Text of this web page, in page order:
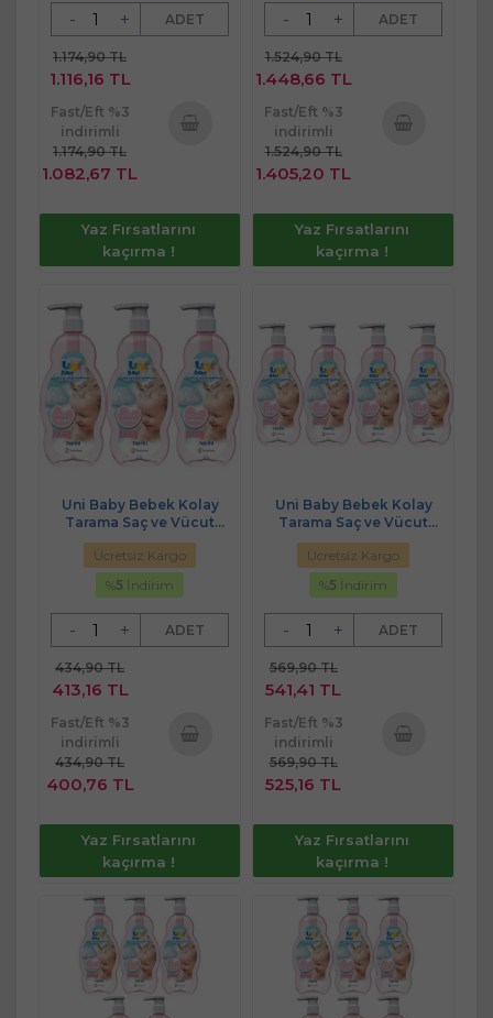
- + ADET
1.174,90 TL
1.116,16 TL
Fast/Eft %3
indirimli
1.174,90 TL
1.082,67 TL
Yaz Fırsatlarını
kaçırma !
- + ADET
1.524,90 TL
1.448,66 TL
Fast/Eft %3
indirimli
1.524,90 TL
1.405,20 TL
Yaz Fırsatlarını
kaçırma !
Uni Baby Bebek Kolay
Tarama Saç ve Vücut
Şampuanı 700ML (Pompalı)
(3 Lü Set)
Ücretsiz Kargo
%5 İndirim
- + ADET
434,90 TL
413,16 TL
Fast/Eft %3
indirimli
434,90 TL
400,76 TL
Yaz Fırsatlarını
kaçırma !
Uni Baby Bebek Kolay
Tarama Saç ve Vücut
Şampuanı 700ML (Pompalı)
(4 Lü Set)
Ücretsiz Kargo
%5 İndirim
- + ADET
569,90 TL
541,41 TL
Fast/Eft %3
indirimli
569,90 TL
525,16 TL
Yaz Fırsatlarını
kaçırma !